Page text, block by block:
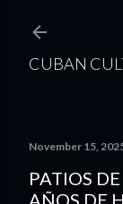
CUBAN
November 15,
PATIOS
AÑOS DE